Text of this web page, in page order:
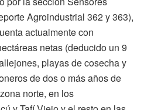
Agroindustrial 362 y 363),
actualmente con
netas (deducido un 9
playas de cosecha y
de dos o más años de
norte, en los